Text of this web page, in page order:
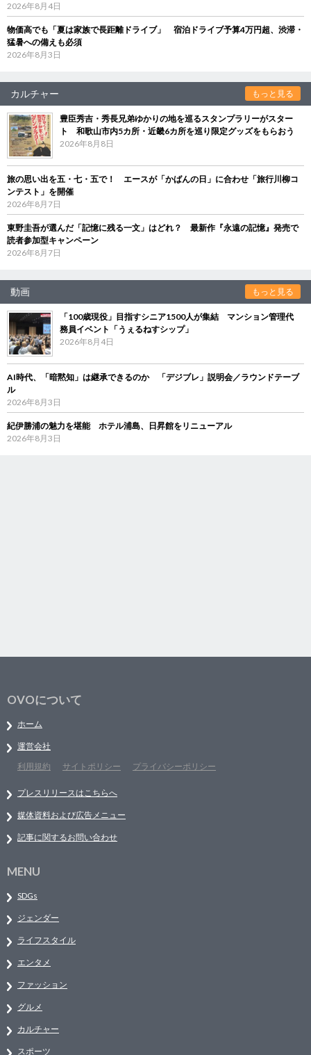
2026年8月4日
物価高でも「夏は家族で長距離ドライブ」 宿泊ドライブ予算4万円超、渋滞・
猛暑への備えも必須
2026年8月3日
カルチャー もっと見る
豊臣秀吉・秀長兄弟ゆかりの地を巡るスタンプラリーがスター
ト 和歌山市内5カ所・近畿6カ所を巡り限定グッズをもらおう
2026年8月8日
旅の思い出を五・七・五で！ エースが「かばんの日」に合わせ「旅行川柳コ
ンテスト」を開催
2026年8月7日
東野圭吾が選んだ「記憶に残る一文」はどれ？ 最新作『永遠の記憶』発売で
読者参加型キャンペーン
2026年8月7日
動画 もっと見る
「100歳現役」目指すシニア1500人が集結 マンション管理代
務員イベント「うぇるねすシップ」
2026年8月4日
AI時代、「暗黙知」は継承できるのか 「デジブレ」説明会／ラウンドテーブ
ル
2026年8月3日
紀伊勝浦の魅力を堪能 ホテル浦島、日昇館をリニューアル
2026年8月3日
OVOについて
ホーム
運営会社
利用規約
サイトポリシー プライバシーポリシー
プレスリリースはこちらへ
媒体資料および広告メニュー
記事に関するお問い合わせ
MENU
SDGs
ジェンダー
ライフスタイル
エンタメ
ファッション
グルメ
カルチャー
スポーツ